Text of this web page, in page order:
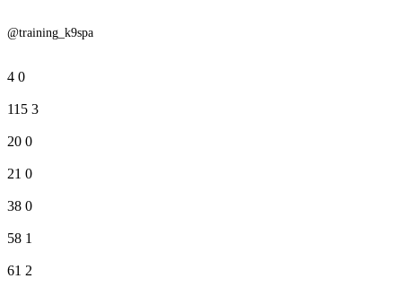
@training_k9spa
4 0
115 3
20 0
21 0
38 0
58 1
61 2